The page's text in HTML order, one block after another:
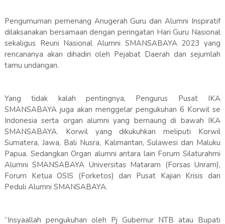
Pengumuman pemenang Anugerah Guru dan Alumni Inspiratif
dilaksanakan bersamaan dengan peringatan Hari Guru Nasional
sekaligus Reuni Nasional Alumni SMANSABAYA 2023 yang
rencananya akan dihadiri oleh Pejabat Daerah dan sejumlah
tamu undangan.
Yang tidak kalah pentingnya, Pengurus Pusat IKA
SMANSABAYA juga akan menggelar pengukuhan 6 Korwil se
Indonesia serta organ alumni yang bernaung di bawah IKA
SMANSABAYA. Korwil yang dikukuhkan meliputi Korwil
Sumatera, Jawa, Bali Nusra, Kalimantan, Sulawesi dan Maluku
Papua. Sedangkan Organ alumni antara lain Forum Silaturahmi
Alumni SMANSABAYA Universitas Mataram (Forsas Unram),
Forum Ketua OSIS (Forketos) dan Pusat Kajian Krisis dan
Peduli Alumni SMANSABAYA.
”Insyaallah pengukuhan oleh Pj Gubernur NTB atau Bupati